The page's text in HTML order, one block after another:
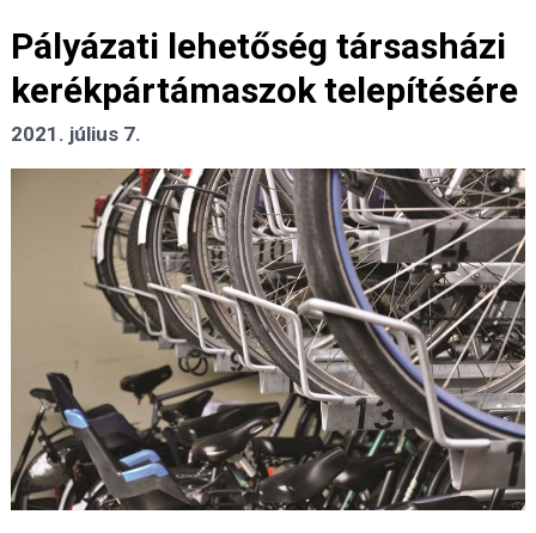
Pályázati lehetőség társasházi
kerékpártámaszok telepítésére
2021. július 7.